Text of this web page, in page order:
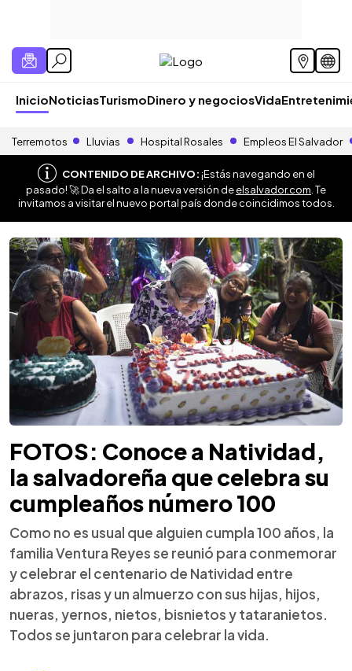
InicioNoticiasTurismoDinero y negociosVida
Terremotos Lluvias Hospital Rosales Empleos El Salvador
CONTENIDO DE ARCHIVO:¡Estás navegando en el
pasado! 🚀 Da el salto a la nueva versión deelsalvador.com . Te
invitamos a visitar el nuevo portal país donde coincidimos todos.
FOTOS: Conoce a Natividad,
la salvadoreña que celebra su
cumpleaños número 100
Como no es usual que alguien cumpla 100 años, la
familia Ventura Reyes se reunió para conmemorar
y celebrar el centenario de Natividad entre
abrazos, risas y un almuerzo con sus hijas, hijos,
nueras, yernos, nietos, bisnietos y tataranietos.
Todos se juntaron para celebrar la vida.